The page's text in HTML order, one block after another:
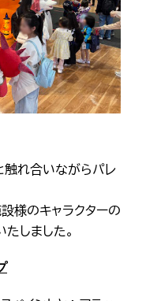
触れ合いながらパレ
様のキャラクターの
しました。